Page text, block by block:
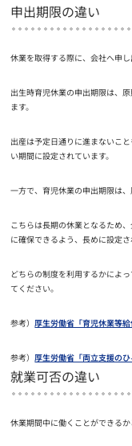
申出期限の違い
休業を取得する際に、会社へ申
出生時育児休業の申出期限は、
ます。
出産は予定日通りに進まないこ
い期間に設定されています。
一方で、育児休業の申出期限は
こちらは長期の休業となるため
に確保できるよう、長めに設定さ
どちらの制度を利用するかによ
てください。
参考）厚生労働省「育児休業等
参考）厚生労働省「両立支援の
就業可否の違い
休業期間中に働くことができる